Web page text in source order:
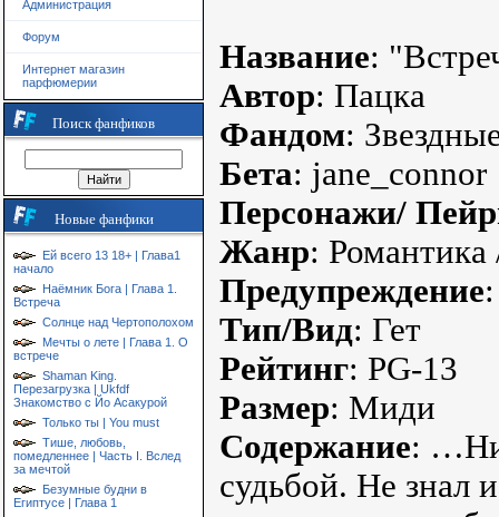
Администрация
Форум
Интернет магазин
парфюмерии
Поиск фанфиков
Новые фанфики
Ей всего 13 18+ | Глава1
начало
Наёмник Бога | Глава 1.
Встреча
Солнце над Чертополохом
Мечты о лете | Глава 1. О
встрече
Shaman King.
Перезагрузка | Ukfdf
Знакомство с Йо Асакурой
Только ты | You must
Тише, любовь,
помедленнее | Часть I. Вслед
за мечтой
Безумные будни в
Египтусе | Глава 1
Название:
Автор: Пацка
Фандом:
Бета: jane_connor
Персонажи/
Жанр: Романтика
Предупреждение
Тип/Вид: Гет
Рейтинг: PG-13
Размер: Миди
Содержание:
судьбой. Не знал